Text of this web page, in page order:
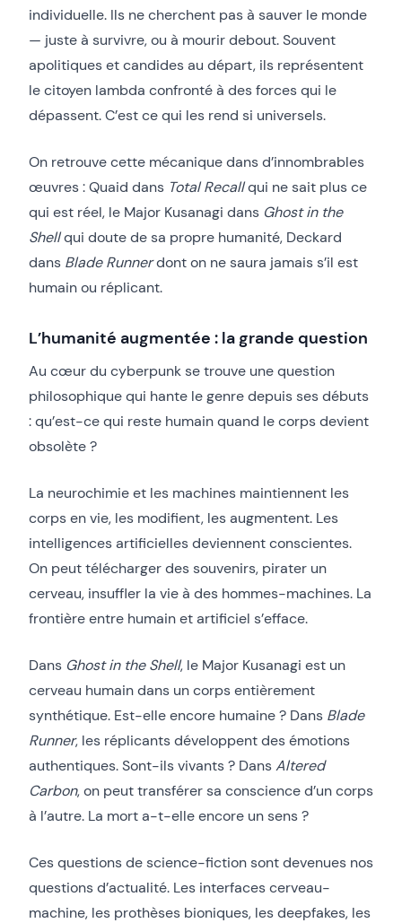
individuelle. Ils ne cherchent pas à sauver le monde
— juste à survivre, ou à mourir debout. Souvent
apolitiques et candides au départ, ils représentent
le citoyen lambda confronté à des forces qui le
dépassent. C’est ce qui les rend si universels.
On retrouve cette mécanique dans d’innombrables
œuvres : Quaid dans Total Recallqui ne sait plus ce
qui est réel, le Major Kusanagi dans Ghost in the
Shellqui doute de sa propre humanité, Deckard
dans Blade Runnerdont on ne saura jamais s’il est
humain ou réplicant.
L’humanité augmentée : la grande question
Au cœur du cyberpunk se trouve une question
philosophique qui hante le genre depuis ses débuts
: qu’est-ce qui reste humain quand le corps devient
obsolète ?
La neurochimie et les machines maintiennent les
corps en vie, les modifient, les augmentent. Les
intelligences artificielles deviennent conscientes.
On peut télécharger des souvenirs, pirater un
cerveau, insuffler la vie à des hommes-machines. La
frontière entre humain et artificiel s’efface.
Dans Ghost in the Shell, le Major Kusanagi est un
cerveau humain dans un corps entièrement
synthétique. Est-elle encore humaine ? Dans Blade
Runner, les réplicants développent des émotions
authentiques. Sont-ils vivants ? DansAltered
Carbon, on peut transférer sa conscience d’un corps
à l’autre. La mort a-t-elle encore un sens ?
Ces questions de science-fiction sont devenues nos
questions d’actualité. Les interfaces cerveau-
machine, les prothèses bioniques, les deepfakes, les